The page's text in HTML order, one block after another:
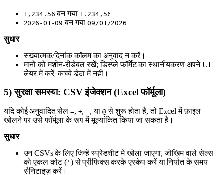
1,234.56 बन गया 1.234,56
2026-01-09 बन गया 09/01/2026
सुधार
संख्यात्मक/दिनांक कॉलम का अनुवाद न करें।
मानों को मशीन-रीडेबल रखें; डिस्प्ले फॉर्मेट का स्थानीयकरण अपने UI
लेयर में करें, कच्चे डेटा में नहीं।
5) सुरक्षा समस्या: CSV इंजेक्शन (Excel फॉर्मूला)
यदि कोई अनुवादित सेल =, +, - , या @ से शुरू होता है, तो Excel में फ़ाइल
खोलने पर उसे फॉर्मूला के रूप में मूल्यांकित किया जा सकता है।
सुधार
उन CSVs के लिए जिन्हें स्प्रेडशीट में खोला जाएगा, जोखिम वाले सेल्स
को एकल कोट ( ' ) से प्रीफिक्स करके एस्केप करें या निर्यात के समय
सैनिटाइज़ करें।